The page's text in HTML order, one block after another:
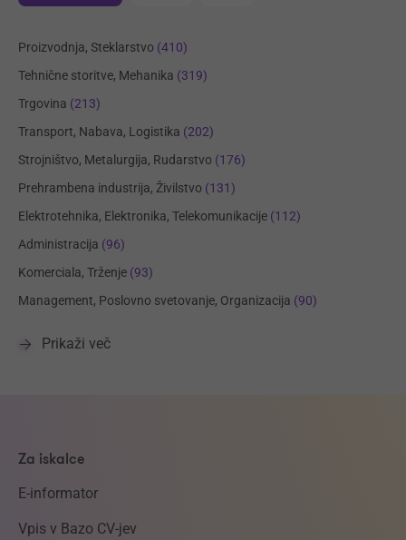
Proizvodnja, Steklarstvo (410)
Tehnične storitve, Mehanika (319)
Trgovina (213)
Transport, Nabava, Logistika (202)
Strojništvo, Metalurgija, Rudarstvo (176)
Prehrambena industrija, Živilstvo (131)
Elektrotehnika, Elektronika, Telekomunikacije (112)
Administracija (96)
Komerciala, Trženje (93)
Management, Poslovno svetovanje, Organizacija (90)
Prikaži več
Za iskalce
E-informator
Vpis v Bazo CV-jev